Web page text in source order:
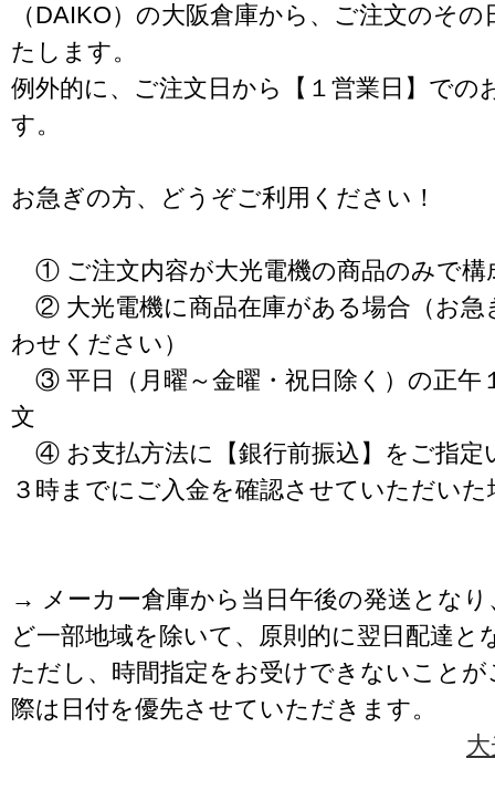
（DAIKO）の大阪倉庫から、ご注文のそ
たします。
例外的に、ご注文日から【１営業日】での
す。
お急ぎの方、どうぞご利用ください！
① ご注文内容が大光電機の商品のみで構
② 大光電機に商品在庫がある場合（お急
わせください）
③ 平日（月曜～金曜・祝日除く）の正午
文
④ お支払方法に【銀行前振込】をご指定
３時までにご入金を確認させていただいた
→ メーカー倉庫から当日午後の発送となり
ど一部地域を除いて、原則的に翌日配達と
ただし、時間指定をお受けできないこと
際は日付を優先させていただきます。